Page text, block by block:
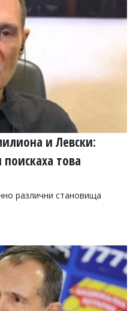
и Левски:
това
различни становища